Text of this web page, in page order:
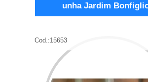
unha Jardim
Cod.:15653